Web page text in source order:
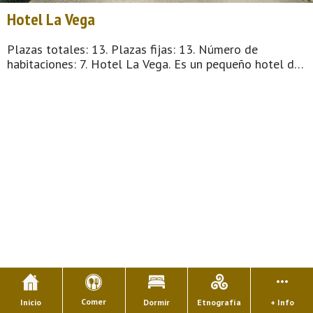
Hotel La Vega
Plazas totales: 13. Plazas fijas: 13. Número de
habitaciones: 7. Hotel La Vega. Es un pequeño hotel de
Inicio Comer Dormir Etnografía + Info